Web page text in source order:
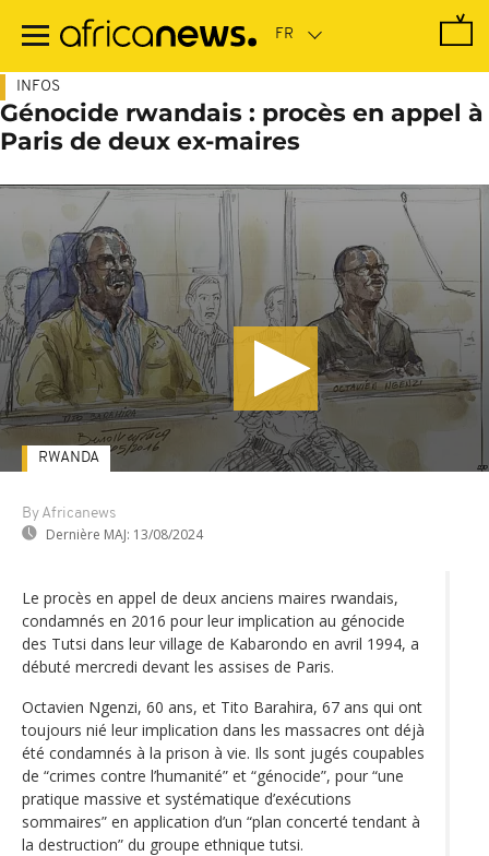
contenu
INFOS
Génocide rwandais : procès en appel à
Paris de deux ex-maires
By Africanews
Dernière MAJ: 13/08/2024
RWANDA
Le procès en appel de deux anciens maires rwandais,
condamnés en 2016 pour leur implication au génocide
des Tutsi dans leur village de Kabarondo en avril 1994, a
débuté mercredi devant les assises de Paris.
Octavien Ngenzi, 60 ans, et Tito Barahira, 67 ans qui ont
toujours nié leur implication dans les massacres ont déjà
été condamnés à la prison à vie. Ils sont jugés coupables
de “crimes contre l’humanité” et “génocide”, pour “une
pratique massive et systématique d’exécutions
sommaires” en application d’un “plan concerté tendant à
la destruction” du groupe ethnique tutsi.